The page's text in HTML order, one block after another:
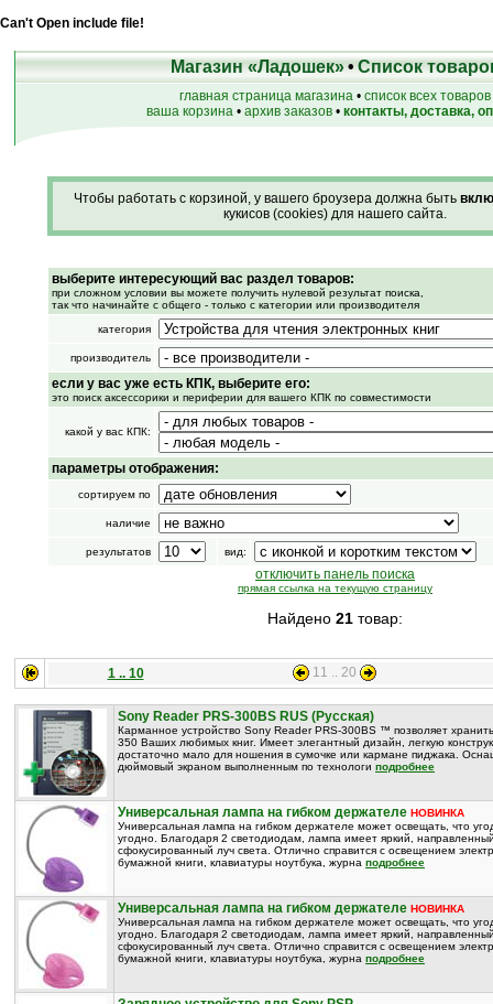
Can't Open include file!
Магазин «Ладошек»•Список
главная страница магазина • список всех товаров
ваша корзина • архив заказов • контакты, доставка,
Чтобы работать с корзиной, у вашего броузера должна быть
кукисов (cookies) для нашего сайта.
выберите интересующий вас раздел товаров:
при сложном условии вы можете получить нулевой результат поиска,
так что начинайте с общего - только с категории или производителя
категория
производитель
если у вас уже есть КПК, выберите его:
это поиск аксессорики и периферии для вашего КПК по совместимости
какой у вас КПК:
параметры отображения:
сортируем по
наличие
результатов вид:
отключить панель поиска
прямая ссылка на текущую страницу
Найдено 21 товар:
1 .. 10 11 .. 20
Sony Reader PRS-300BS RUS (Русская)
Карманное устройство Sony Reader PRS-300BS ™ позволяет
350 Ваших любимых книг. Имеет элегантный дизайн, легкую
достаточно мало для ношения в сумочке или кармане пиджака.
дюймовый экраном выполненным по технологи подробнее
Универсальная лампа на гибком держателе НОВИНКА
Универсальная лампа на гибком держателе может освещать, что
угодно. Благодаря 2 светодиодам, лампа имеет яркий,
сфокусированный луч света. Отлично справится с освещением
бумажной книги, клавиатуры ноутбука, журна подробнее
Универсальная лампа на гибком держателе НОВИНКА
Универсальная лампа на гибком держателе может освещать, что
угодно. Благодаря 2 светодиодам, лампа имеет яркий,
сфокусированный луч света. Отлично справится с освещением
бумажной книги, клавиатуры ноутбука, журна подробнее